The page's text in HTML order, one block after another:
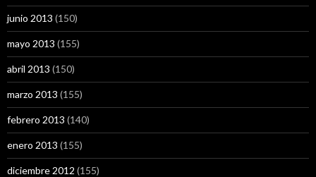
junio 2013 (150)
mayo 2013 (155)
abril 2013 (150)
marzo 2013 (155)
febrero 2013 (140)
enero 2013 (155)
diciembre 2012 (155)